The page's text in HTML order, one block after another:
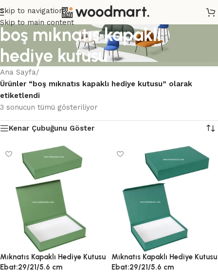
Skip to navigation
Skip to main content
boş mıknatıs kapaklı
hediye kutusu
Ana Sayfa/
Ürünler “boş mıknatıs kapaklı hediye kutusu” olarak
etiketlendi
3 sonucun tümü gösteriliyor
Kenar Çubuğunu Göster
Mıknatıs Kapaklı Hediye Kutusu
Ebat:29/21/5.6 cm
Mıknatıs Kapaklı Hediye Kutusu
Ebat:29/21/5.6 cm